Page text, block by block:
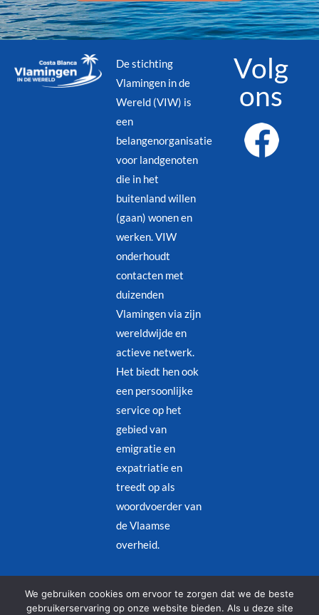
De stichting
Vlamingen in de
Wereld (VIW) is
een
belangenorganisatie
voor landgenoten
die in het
buitenland willen
(gaan) wonen en
werken. VIW
onderhoudt
contacten met
duizenden
Vlamingen via zijn
wereldwijde en
actieve netwerk.
Het biedt hen ook
een persoonlijke
service op het
gebied van
emigratie en
expatriatie en
treedt op als
woordvoerder van
de Vlaamse
overheid.
Volg
ons
Juridische kennisgeving–Privacybeleid
We gebruiken cookies om ervoor te zorgen dat we de beste
gebruikerservaring op onze website bieden. Als u deze site